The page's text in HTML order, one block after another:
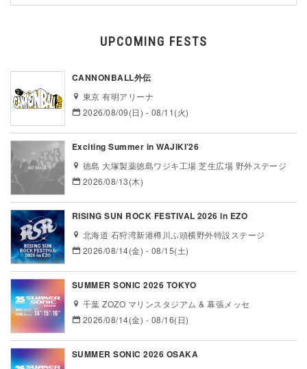
UPCOMING FESTS
CANNONBALL外伝
東京 有明アリーナ
2026/08/09(日) - 08/11(火)
Exciting Summer in WAJIKI’26
徳島 大塚製薬徳島ワジキ工場 芝生広場 野外ステージ
2026/08/13(木)
RISING SUN ROCK FESTIVAL 2026 in EZO
北海道 石狩湾新港樽川ふ頭横野外特設ステージ
2026/08/14(金) - 08/15(土)
SUMMER SONIC 2026 TOKYO
千葉 ZOZO マリンスタジアム & 幕張メッセ
2026/08/14(金) - 08/16(日)
SUMMER SONIC 2026 OSAKA